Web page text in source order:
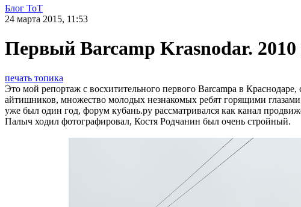
Блог ToT
24 марта 2015, 11:53
Первый Barcamp Krasnodar. 2010
печать топика
Это мой репортаж с восхитительного первого Barcampa в
айтишников, множество молодых незнакомых ребят горящими
уже был один год, форум кубань.ру рассматривался как канал
Палыч ходил фотографировал, Костя Родчанин был очень стройный.